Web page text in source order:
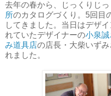
去年の春から、じっくりじ
所のカタログづくり。5回目
してきました。当日はデザ
れていたデザイナーの小泉誠
み道具店の店長・大柴いず
れました。